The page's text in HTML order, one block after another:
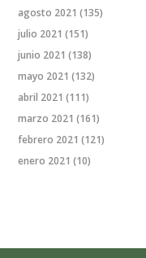
agosto 2021 (135)
julio 2021 (151)
junio 2021 (138)
mayo 2021 (132)
abril 2021 (111)
marzo 2021 (161)
febrero 2021 (121)
enero 2021 (10)